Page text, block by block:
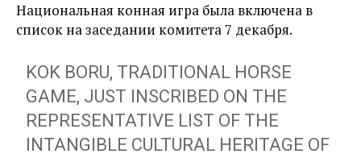
Национальная конная игра была включена в
список на заседании комитета 7 декабря.
KOK BORU, TRADITIONAL HORSE
GAME, JUST INSCRIBED ON THE
REPRESENTATIVE LIST OF THE
INTANGIBLE CULTURAL HERITAGE OF